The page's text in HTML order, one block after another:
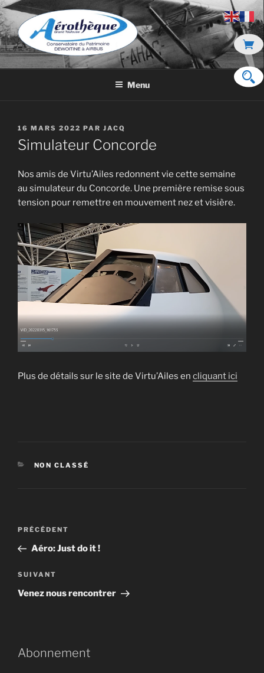
Aller
au
contenu
principal
DE DEWOITINE À AIRBUS
Menu
PUBLIÉ
LE
16 MARS 2022 PAR JACQ
Simulateur Concorde
Nos amis de Virtu’Ailes redonnent vie cette semaine
au simulateur du Concorde. Une première remise sous
tension pour remettre en mouvement nez et visière.
Plus de détails sur le site de Virtu’Ailes en cliquant ici
CATÉGORIES
NON CLASSÉ
Navigation
l’article
Article
précédent
PRÉCÉDENT
Aéro: Just do it !
Article
suivant
SUIVANT
Venez nous rencontrer
Abonnement